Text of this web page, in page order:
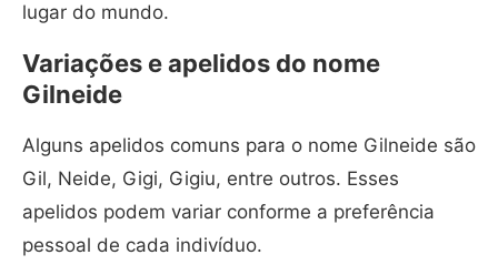
lugar do mundo.
Variações e apelidos do nome
Gilneide
Alguns apelidos comuns para o nome Gilneide são
Gil, Neide, Gigi, Gigiu, entre outros. Esses
apelidos podem variar conforme a preferência
pessoal de cada indivíduo.